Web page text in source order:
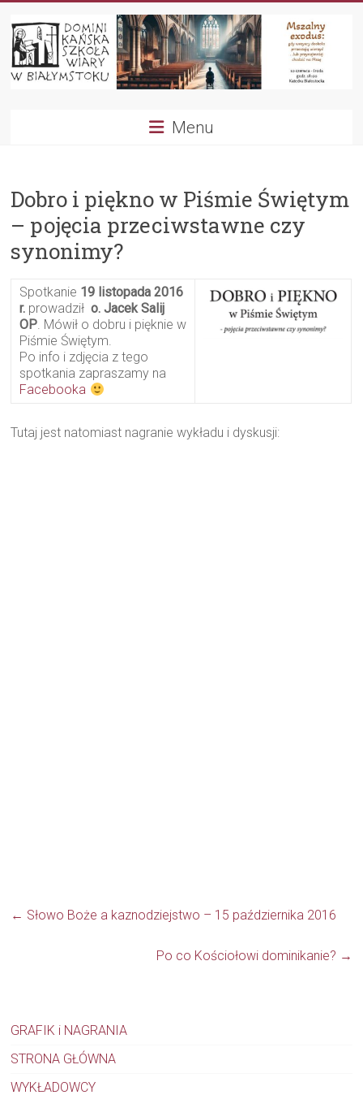
do
treści
DominikańskaMenu
Dobro i piękno w Piśmie Świętym
– pojęcia przeciwstawne czy
synonimy?
Spotkanie 19 listopada 2016
r. prowadziło. Jacek Salij
OP. Mówił o dobru i pięknie w
Piśmie Świętym.
Po info i zdjęcia z tego
spotkania zapraszamy na
Facebooka
Tutaj jest natomiast nagranie wykładu i dyskusji:
← Słowo Boże a kaznodziejstwo – 15 października 2016
Po co Kościołowi dominikanie? →
GRAFIK i NAGRANIA
STRONA GŁÓWNA
WYKŁADOWCY